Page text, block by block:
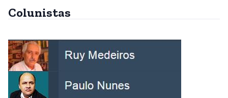
Colunistas